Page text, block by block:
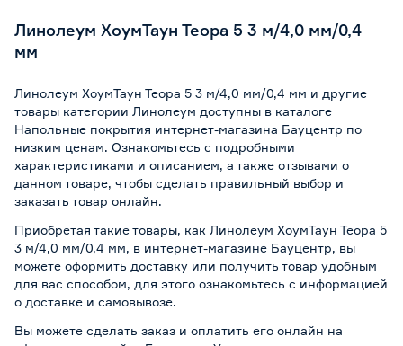
Линолеум ХоумТаун Теора 5 3 м/4,0 мм/0,4
мм
Линолеум ХоумТаун Теора 5 3 м/4,0 мм/0,4 мм и другие
товары категории Линолеум доступны в каталоге
Напольные покрытия интернет-магазина Бауцентр по
низким ценам. Ознакомьтесь с подробными
характеристиками и описанием, а также отзывами о
данном товаре, чтобы сделать правильный выбор и
заказать товар онлайн.
Приобретая такие товары, как Линолеум ХоумТаун Теора 5
3 м/4,0 мм/0,4 мм, в интернет-магазине Бауцентр, вы
можете оформить доставку или получить товар удобным
для вас способом, для этого ознакомьтесь с информацией
о доставке и самовывозе.
Вы можете сделать заказ и оплатить его онлайн на